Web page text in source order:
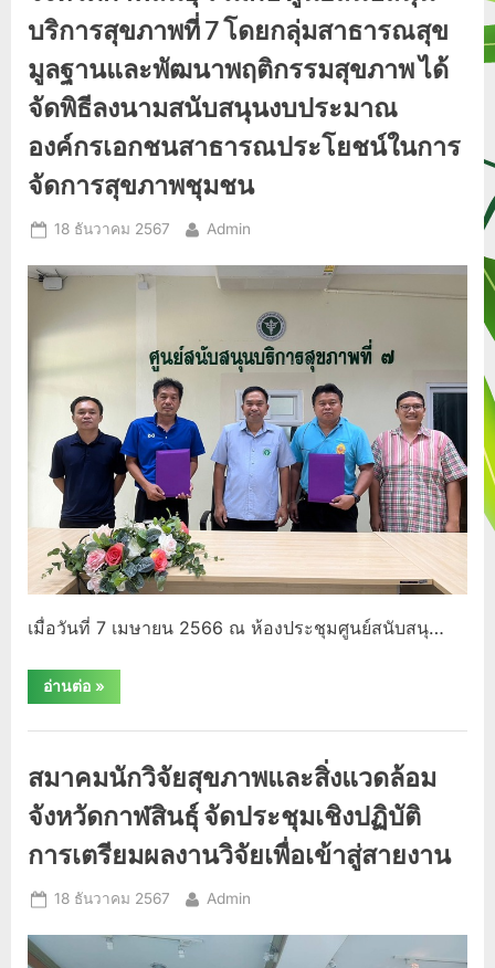
ปฏิบัติ
การ
การ
พัฒนา
และ
จัด
ทำ
ผล
งาน
ใน
สาย
วิทยาศาสตร์
เทค
โน
หรือ
บริการสุขภาพที่​ 7 โดยกลุ่มสาธารณสุข
มูลฐานและพัฒนาพฤติกรรมสุขภาพ​ ได้
จัดพิธีลงนามสนับสนุนงบประมาณ
องค์กรเอกชนสาธารณประโยชน์ในการ
จัดการสุขภาพชุมชน
Posted
18 ธันวาคม 2567 By
Admin
เมื่อวันที่​ 7​ เมษายน​ 2566​ ณ​ ห้องประชุมศูนย์สนับสนุ…
อ่านต่อ“สมาคม
นัก
สุขภาพ
แวดล้อม
จังหวัด
กาฬสินธุ์
ร่วม
กับ
ศูนย์
สนับสนุน
สุขภาพ
7
โดย
»
ประชาสัมพันธ์
สมาคมนักวิจัยสุขภาพและสิ่งแวดล้อม
จังหวัดกาฬสินธุ์ จัดประชุมเชิงปฏิบัติ
การเตรียมผลงานวิจัยเพื่อเข้าสู่สายงาน
Posted
18 ธันวาคม 2567 By
Admin